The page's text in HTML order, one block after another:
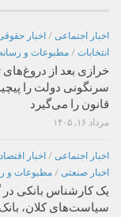
اخبار اجتماعی / اخبار
انتخابات / مطبوعات و
خرازی بعد از
سرنگونی دولت را
قانون را می‌گیرد
مرداد ۱۶, ۱۴۰۵
اخبار اجتماعی / اخبار
اخبار صنعتی / مطبوعات و
یک کارشناس بانکی در
سیاست‌های کلان، بانک